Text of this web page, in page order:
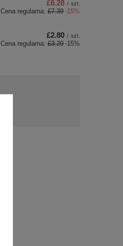
£6.28 / szt.
Cena regularna: £7.39 -15%
£2.80 / szt.
Cena regularna: £3.29 -15%